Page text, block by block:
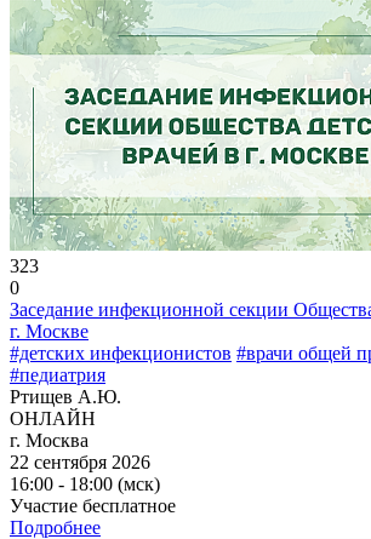
323
0
Заседание инфекционной секции
г. Москве
#детских инфекционистов #врачи общей
#педиатрия
Ртищев А.Ю.
ОНЛАЙН
г. Москва
22 сентября 2026
16:00 - 18:00 (мск)
Участие бесплатное
Подробнее